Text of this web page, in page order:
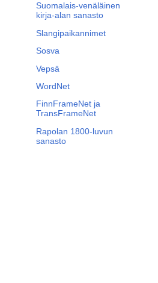
Suomalais-venäläinen
kirja-alan sanasto
Slangipaikannimet
Sosva
Vepsä
WordNet
FinnFrameNet ja
TransFrameNet
Rapolan 1800-luvun
sanasto